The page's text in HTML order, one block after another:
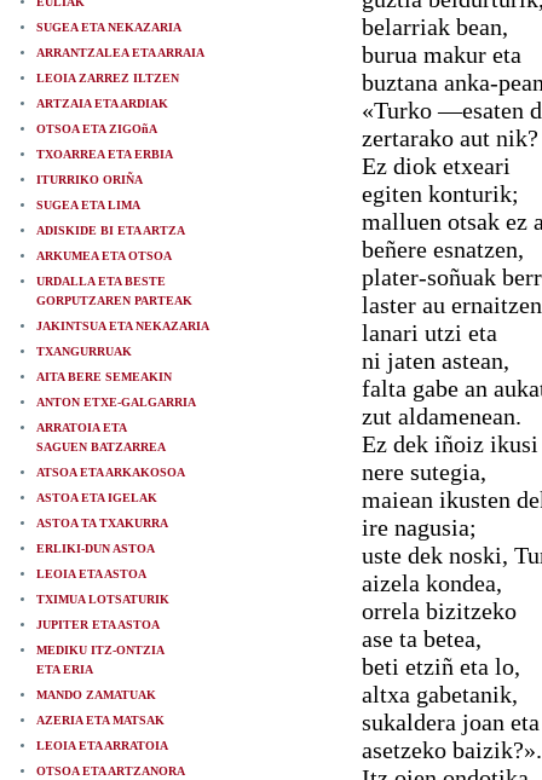
SUGEA ETA NEKAZARIA
ARRANTZALEA ETA ARRAIA
LEOIA ZARREZ ILTZEN
ARTZAIA ETA ARDIAK
OTSOA ETA ZIGOñA
TXOARREA ETA ERBIA
ITURRIKO ORIÑA
SUGEA ETA LIMA
ADISKIDE BI ETA ARTZA
ARKUMEA ETA OTSOA
URDALLA ETA BESTE
GORPUTZAREN PARTEAK
JAKINTSUA ETA NEKAZARIA
TXANGURRUAK
AITA BERE SEMEAKIN
ANTON ETXE-GALGARRIA
ARRATOIA ETA
SAGUEN BATZARREA
ATSOA ETA ARKAKOSOA
ASTOA ETA IGELAK
ASTOA TA TXAKURRA
ERLIKI-DUN ASTOA
LEOIA ETA ASTOA
TXIMUA LOTSATURIK
JUPITER ETA ASTOA
MEDIKU ITZ-ONTZIA
ETA ERIA
MANDO ZAMATUAK
AZERIA ETA MATSAK
LEOIA ETA ARRATOIA
OTSOA ETA ARTZANORA
belarriak bean,
burua makur eta
buztana anka-
«Turko —esaten
zertarako aut nik?
Ez diok etxeari
egiten konturik;
malluen otsak ez
beñere esnatzen,
plater-soñuak
laster au
lanari utzi eta
ni jaten astean,
falta gabe an
zut aldamenean.
Ez dek iñoiz ikusi
nere sutegia,
maiean ikusten
ire nagusia;
uste dek noski,
aizela kondea,
orrela bizitzeko
ase ta betea,
beti etziñ eta lo,
altxa gabetanik,
sukaldera joan eta
asetzeko baizik?».